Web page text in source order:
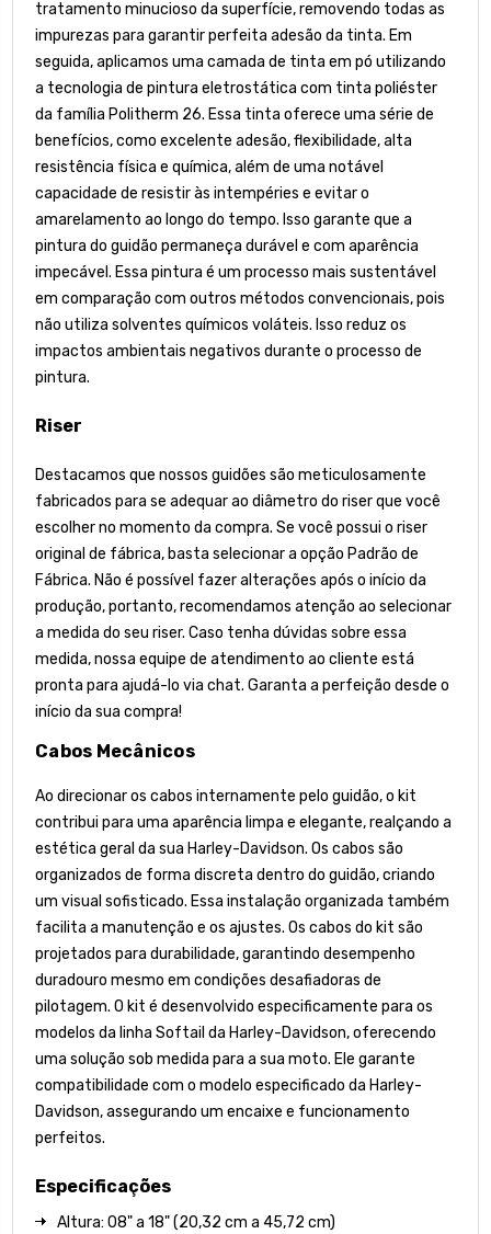
tratamento minucioso da superfície, removendo todas as
impurezas para garantir perfeita adesão da tinta. Em
seguida, aplicamos uma camada de tinta em pó utilizando
a tecnologia de pintura eletrostática com tinta poliéster
da família Politherm 26. Essa tinta oferece uma série de
benefícios, como excelente adesão, flexibilidade, alta
resistência física e química, além de uma notável
capacidade de resistir às intempéries e evitar o
amarelamento ao longo do tempo. Isso garante que a
pintura do guidão permaneça durável e com aparência
impecável. Essa pintura é um processo mais sustentável
em comparação com outros métodos convencionais, pois
não utiliza solventes químicos voláteis. Isso reduz os
impactos ambientais negativos durante o processo de
pintura.
Riser
Destacamos que nossos guidões são meticulosamente
fabricados para se adequar ao diâmetro do riser que você
escolher no momento da compra. Se você possui o riser
original de fábrica, basta selecionar a opção Padrão de
Fábrica. Não é possível fazer alterações após o início da
produção, portanto, recomendamos atenção ao selecionar
a medida do seu riser. Caso tenha dúvidas sobre essa
medida, nossa equipe de atendimento ao cliente está
pronta para ajudá-lo via chat. Garanta a perfeição desde o
início da sua compra!
Cabos Mecânicos
Ao direcionar os cabos internamente pelo guidão, o kit
contribui para uma aparência limpa e elegante, realçando a
estética geral da sua Harley-Davidson. Os cabos são
organizados de forma discreta dentro do guidão, criando
um visual sofisticado. Essa instalação organizada também
facilita a manutenção e os ajustes. Os cabos do kit são
projetados para durabilidade, garantindo desempenho
duradouro mesmo em condições desafiadoras de
pilotagem. O kit é desenvolvido especificamente para os
modelos da linha Softail da Harley-Davidson, oferecendo
uma solução sob medida para a sua moto. Ele garante
compatibilidade com o modelo especificado da Harley-
Davidson, assegurando um encaixe e funcionamento
perfeitos.
Especificações
Altura: 08" a 18" (20,32 cm a 45,72 cm)